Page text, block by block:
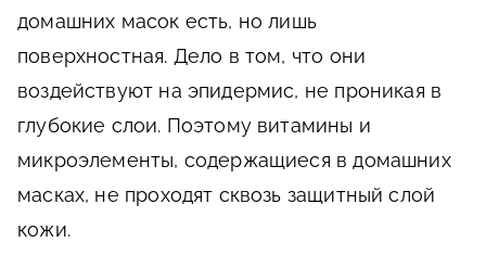
домашних масок есть, но лишь
поверхностная. Дело в том, что они
воздействуют на эпидермис, не проникая в
глубокие слои. Поэтому витамины и
микроэлементы, содержащиеся в домашних
масках, не проходят сквозь защитный слой
кожи.